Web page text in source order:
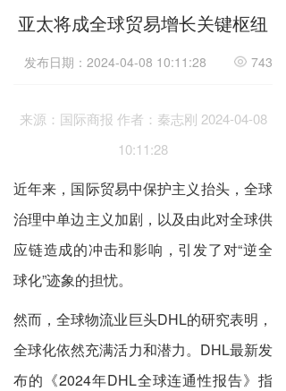
t
i
n
亚太将成全球贸易增长关键枢纽
发布日期：2024-04-08 10:11:28 743
来源：国际商报 作者：秦志刚 2024-04-08
10:11:28
近年来，国际贸易中保护主义抬头，全球
治理中单边主义加剧，以及由此对全球供
应链造成的冲击和影响，引发了对“逆全
球化”迹象的担忧。
然而，全球物流业巨头DHL的研究表明，
全球化依然充满活力和潜力。DHL最新发
布的《2024年DHL全球连通性报告》指